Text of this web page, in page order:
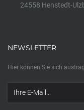
24558 Henstedt-
NEWSLETTER
Hier können Sie sich